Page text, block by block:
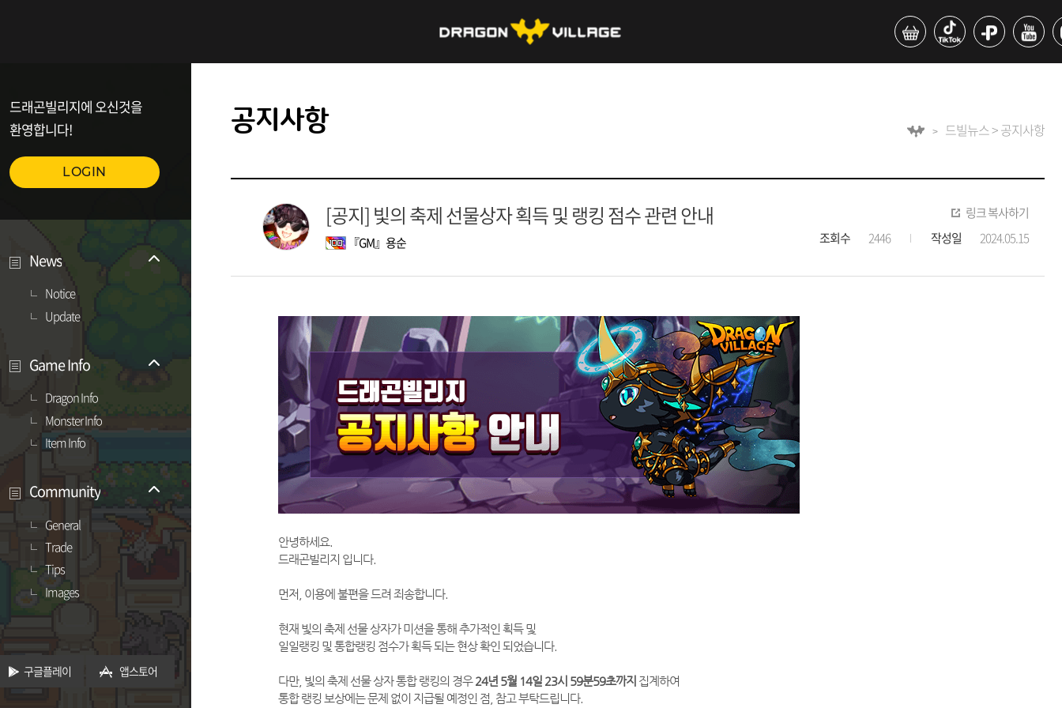
드래곤빌리지에 오신것을
환영합니다!
LOGIN
News
Notice
Update
Game Info
Dragon Info
Monster Info
Item Info
Community
General
Trade
Tips
Images
구글플레이 앱스토어
공지사항 드빌뉴스 > 공지사항
[공지] 빛의 축제 선물상자 획득 및 랭킹 점수 관련 안내
『GM』용순
링크 복사하기
조회수
2446 작성일 2024.05.15
안녕하세요.
드래곤빌리지 입니다.
먼저, 이용에 불편을 드려 죄송합니다.
현재 빛의 축제 선물 상자가 미션을 통해 추가적인 획득 및
일일랭킹 및 통합랭킹 점수가 획득 되는 현상 확인 되었습니다.
다만, 빛의 축제 선물 상자 통합 랭킹의 경우24년 5월 14일 23시 59분59초까지 집계하여
통합 랭킹 보상에는 문제 없이 지급될 예정인 점, 참고 부탁드립니다.